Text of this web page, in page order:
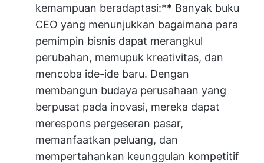
kemampuan beradaptasi:** Banyak buku
CEO yang menunjukkan bagaimana para
pemimpin bisnis dapat merangkul
perubahan, memupuk kreativitas, dan
mencoba ide-ide baru. Dengan
membangun budaya perusahaan yang
berpusat pada inovasi, mereka dapat
merespons pergeseran pasar,
memanfaatkan peluang, dan
mempertahankan keunggulan kompetitif